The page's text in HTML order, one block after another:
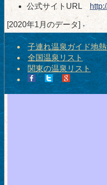
公式サイトURL
[2020年1月のデータ]
子連れ温泉ガイド地
全国温泉リスト
関東の温泉リスト